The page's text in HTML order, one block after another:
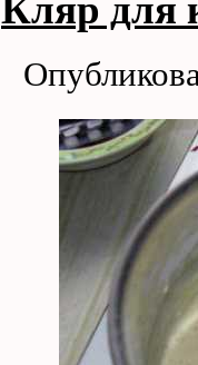
Кляр для